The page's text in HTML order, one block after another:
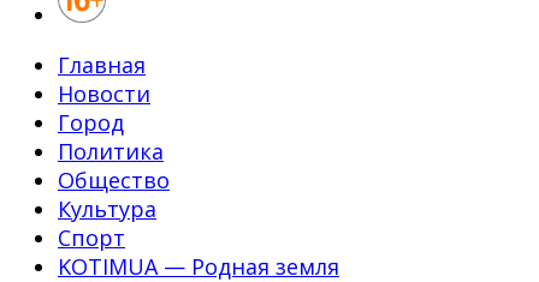
Главная
Новости
Город
Политика
Общество
Культура
Спорт
KOTIMUA — Родная земля